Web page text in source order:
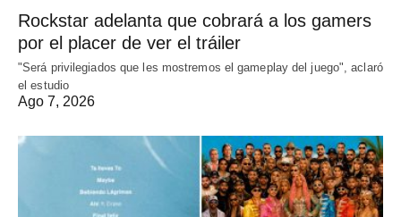
Rockstar adelanta que cobrará a los gamers
por el placer de ver el tráiler
"Será privilegiados que les mostremos el gameplay del juego", aclaró
el estudio
Ago 7, 2026